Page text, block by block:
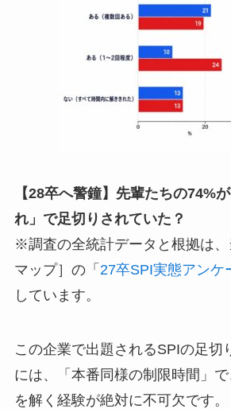
【28卒へ警鐘】先輩たちの74%
れ」で足切りされていた？
※調査の全統計データと根拠は
マップ］の「 27卒SPI実態アンケ
しています。
この企業で出題されるSPIの足切
には、「本番同様の制限時間」
を解く経験が絶対に不可欠です。